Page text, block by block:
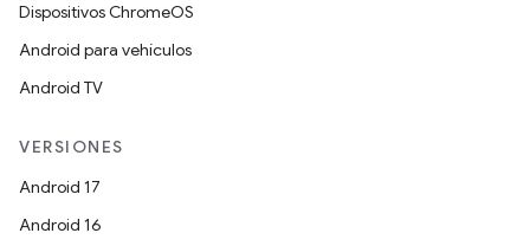
Dispositivos ChromeOS
Android para vehículos
Android TV
VERSIONES
Android 17
Android 16